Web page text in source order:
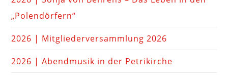
„Polendörfern“
2026 | Mitgliederversammlung 2026
2026 | Abendmusik in der Petrikirche